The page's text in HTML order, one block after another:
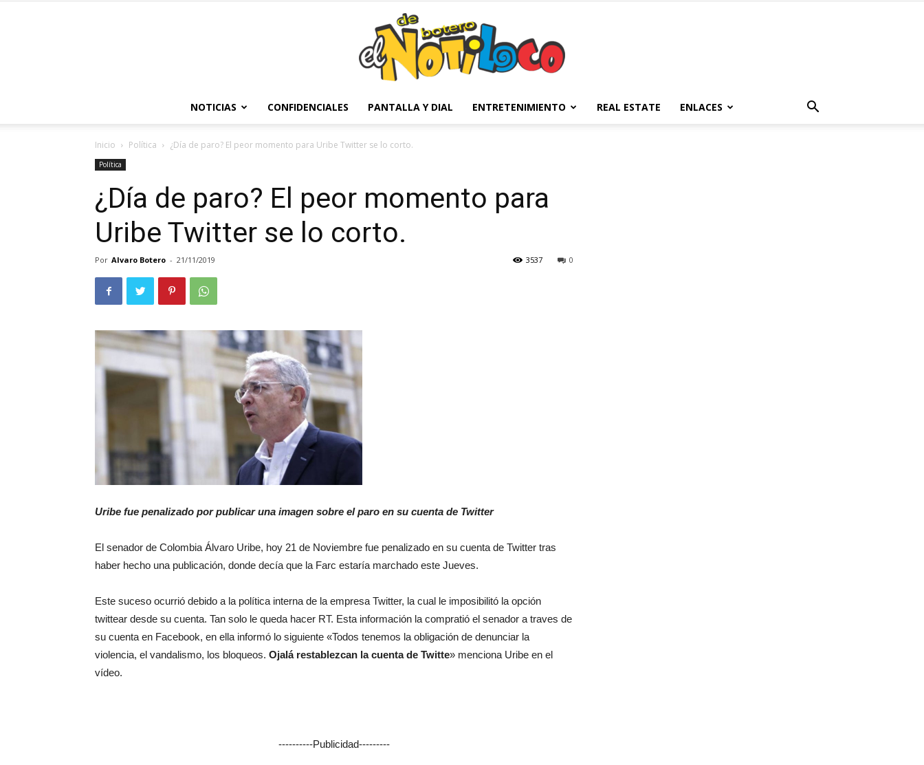
NOTICIAS CONFIDENCIALES PANTALLA Y DIAL ENTRETENIMIENTO REAL ESTATE ENLACES
Inicio Política ¿Día de paro? El peor momento para Uribe Twitter se lo corto.
Política
¿Día de paro? El peor momento para
Uribe Twitter se lo corto.
Por Alvaro Botero - 21/11/2019 0
3537
Uribe fue penalizado por publicar una imagen sobre el paro en su cuenta de Twitter
El senador de Colombia Álvaro Uribe, hoy 21 de Noviembre fue penalizado en su cuenta de Twitter tras
haber hecho una publicación, donde decía que la Farc estaría marchado este Jueves.
Este suceso ocurrió debido a la política interna de la empresa Twitter, la cual le imposibilitó la opción
twittear desde su cuenta. Tan solo le queda hacer RT. Esta información la compratió el senador a traves de
su cuenta en Facebook, en ella informó lo siguiente «Todos tenemos la obligación de denunciar la
violencia, el vandalismo, los bloqueos. Ojalá restablezcan la cuenta de Twitte» menciona Uribe en el
vídeo.
----------Publicidad---------